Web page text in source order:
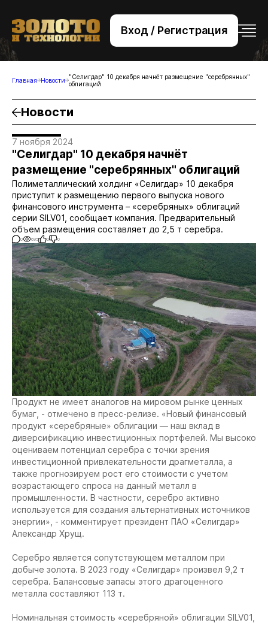
Вход / Регистрация
+7 (495) 221-76-32
bsv@zolteh.ru
Главная Новости "Селигдар" 10 декабря начнёт размещение "серебрянных"
облигаций
Новости
7 ноября 2024
"Селигдар" 10 декабря начнёт
размещение "серебрянных" облигаций
Полиметаллический холдинг «Селигдар» 10 декабря
приступит к размещению первого выпуска нового
финансового инструмента – «серебряных» облигаций
серии SILV01, сообщает компания. Предварительный
объем размещения составляет до 2,5 т серебра.
0 695 0 0
Продукт не имеет аналогов на мировом рынке ценных
бумаг, - отмечено в пресс-релизе. «Новый финансовый
продукт «серебряные» облигации — наш вклад в
диверсификацию инвестиционных портфелей. Мы высоко
оцениваем потенциал серебра с точки зрения
инвестиционной привлекательности драгметалла, а
также прогнозируем рост его стоимости с учетом
возрастающего спроса на данный металл в
промышленности. В частности, серебро активно
используется для создания альтернативных источников
энергии», - комментирует президент ПАО «Селигдар»
Александр Хрущ.
Серебро является сопутствующем металлом при
добыче золота. В 2023 году «Селигдар» произвел 9,2 т
серебра. Балансовые запасы этого драгоценного
металла составляют 113 т.
Номинальная стоимость «серебряной» облигации SILV01,